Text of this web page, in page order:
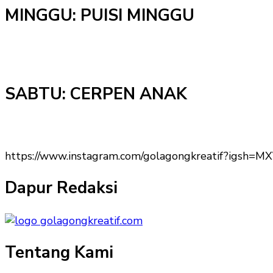
MINGGU: PUISI MINGGU
SABTU: CERPEN ANAK
https://www.instagram.com/
Dapur Redaksi
Tentang Kami